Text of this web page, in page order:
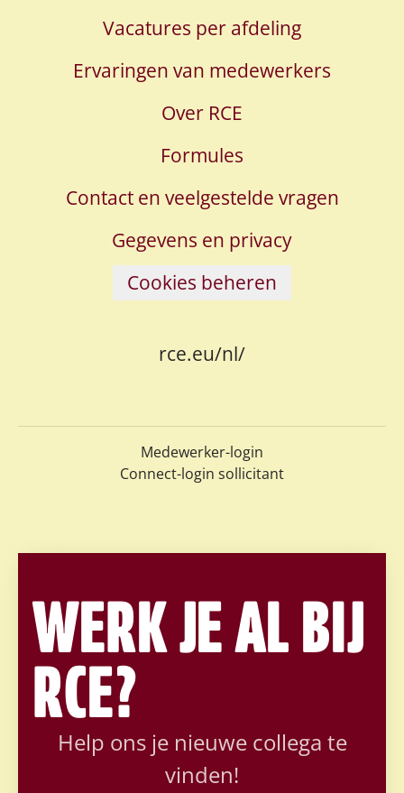
Vacatures per afdeling
Ervaringen van medewerkers
Over RCE
Formules
Contact en veelgestelde vragen
Gegevens en privacy
Cookies beheren
rce.eu/nl/
Medewerker-login
Connect-login sollicitant
WERK JE AL BIJ
RCE?
Help ons je nieuwe collega te
vinden!